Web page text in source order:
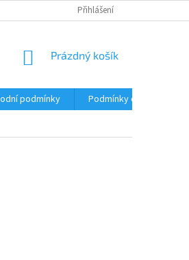
REKLAMACE A VRÁCENÍ ZBOŽÍ
Přihlášení
NÁKUPNÍ
Prázdný košík
podmínky
Podmínky ochrany